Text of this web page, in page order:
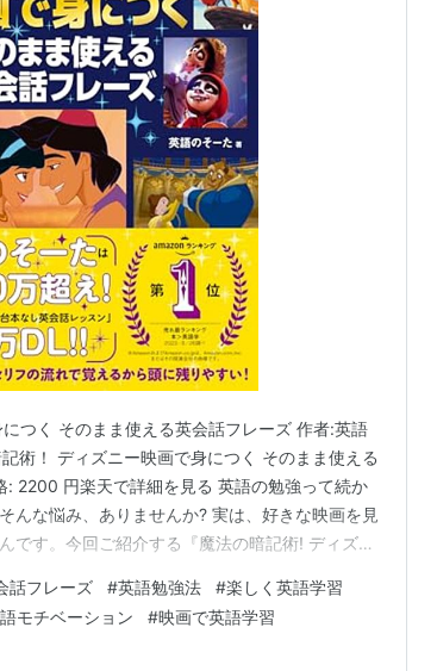
つく そのまま使える英会話フレーズ 作者:英語
術！ ディズニー映画で身につく そのまま使える
2200 円楽天で詳細を見る 英語の勉強って続か
んな悩み、ありませんか? 実は、好きな映画を見
です。今回ご紹介する『魔法の暗記術! ディズニ
表現を学べる画期的な一冊です。 「好き」が最
話フレーズ #英語勉強法 #楽しく英語学習
モチベーション #映画で英語学習